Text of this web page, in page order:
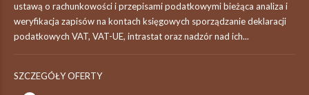
ustawą o rachunkowości i przepisami podatkowymi bieżąca analiza i
weryfikacja zapisów na kontach księgowych sporządzanie deklaracji
podatkowych VAT, VAT-UE, intrastat oraz nadzór nad ich...
SZCZEGÓŁY OFERTY